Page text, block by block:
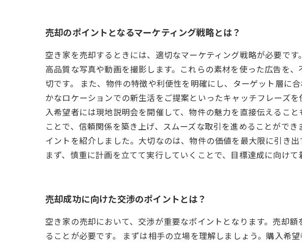
売却のポイントとなるマーケティング戦略とは？
空き家を売却するときには、適切なマーケティング戦略が必要で
高品質な写真や動画を撮影します。これらの素材を使った広告を
切です。 また、物件の特徴や利便性を明確にし、ターゲット層に
かなロケーションでの新生活をご提案といったキャッチフレーズ
入希望者には現地説明会を開催して、物件の魅力を直接伝えるこ
ことで、信頼関係を築き上げ、スムーズな取引を進めることがで
イントを紹介しました。大切なのは、物件の価値を最大限に引き
まず、慎重に計画を立てて実行していくことで、目標達成に向けて
売却成功に向けた交渉のポイントとは？
空き家の売却において、交渉が重要なポイントとなります。売却
ることが必要です。 まずは相手の立場を理解しましょう。購入希